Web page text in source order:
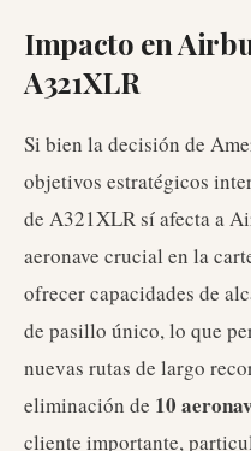
Impacto en
A321XLR
Si bien la decisión de
objetivos estratégicos
de A321XLR sí afecta a
aeronave crucial en la
ofrecer capacidades de
de pasillo único, lo que
nuevas rutas de largo
eliminación de 10
cliente importante,